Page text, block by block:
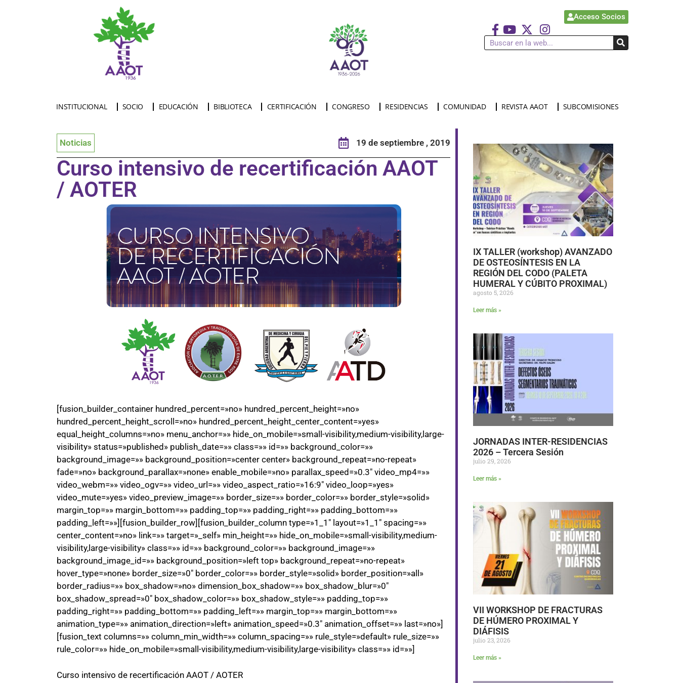
Acceso Socios
INSTITUCIONAL SOCIO EDUCACIÓN BIBLIOTECA CERTIFICACIÓN CONGRESO RESIDENCIAS COMUNIDAD REVISTA AAOT SUBCOMISIONES
Noticias 19 de septiembre , 2019
Curso intensivo de recertificación AAOT
/ AOTER
[fusion_builder_container hundred_percent=»no» hundred_percent_height=»no»
hundred_percent_height_scroll=»no» hundred_percent_height_center_content=»yes»
equal_height_columns=»no» menu_anchor=»» hide_on_mobile=»small-visibility,medium-visibility,large-
visibility» status=»published» publish_date=»» class=»» id=»» background_color=»»
background_image=»» background_position=»center center» background_repeat=»no-repeat»
fade=»no» background_parallax=»none» enable_mobile=»no» parallax_speed=»0.3″ video_mp4=»»
video_webm=»» video_ogv=»» video_url=»» video_aspect_ratio=»16:9″ video_loop=»yes»
video_mute=»yes» video_preview_image=»» border_size=»» border_color=»» border_style=»solid»
margin_top=»» margin_bottom=»» padding_top=»» padding_right=»» padding_bottom=»»
padding_left=»»][fusion_builder_row][fusion_builder_column type=»1_1″ layout=»1_1″ spacing=»»
center_content=»no» link=»» target=»_self» min_height=»» hide_on_mobile=»small-visibility,medium-
visibility,large-visibility» class=»» id=»» background_color=»» background_image=»»
background_image_id=»» background_position=»left top» background_repeat=»no-repeat»
hover_type=»none» border_size=»0″ border_color=»» border_style=»solid» border_position=»all»
border_radius=»» box_shadow=»no» dimension_box_shadow=»» box_shadow_blur=»0″
box_shadow_spread=»0″ box_shadow_color=»» box_shadow_style=»» padding_top=»»
padding_right=»» padding_bottom=»» padding_left=»» margin_top=»» margin_bottom=»»
animation_type=»» animation_direction=»left» animation_speed=»0.3″ animation_offset=»» last=»no»]
[fusion_text columns=»» column_min_width=»» column_spacing=»» rule_style=»default» rule_size=»»
rule_color=»» hide_on_mobile=»small-visibility,medium-visibility,large-visibility» class=»» id=»»]
Curso intensivo de recertificación AAOT / AOTER
IX TALLER (workshop) AVANZADO
DE OSTEOSÍNTESIS EN LA
REGIÓN DEL CODO (PALETA
HUMERAL Y CÚBITO PROXIMAL)
agosto 5, 2026
Leer más »
JORNADAS INTER-RESIDENCIAS
2026 – Tercera Sesión
julio 29, 2026
Leer más »
VII WORKSHOP DE FRACTURAS
DE HÚMERO PROXIMAL Y
DIÁFISIS
julio 23, 2026
Leer más »